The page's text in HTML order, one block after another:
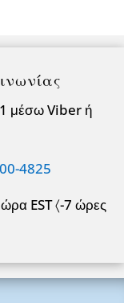
μέσω Viber ή
4825
EST 〈-7 ώρες